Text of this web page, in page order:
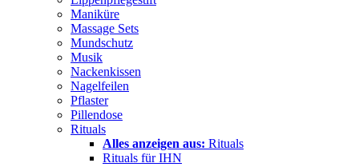
Maniküre
Massage Sets
Mundschutz
Musik
Nackenkissen
Nagelfeilen
Pflaster
Pillendose
Rituals
Alles anzeigen aus: Rituals
Rituals für IHN